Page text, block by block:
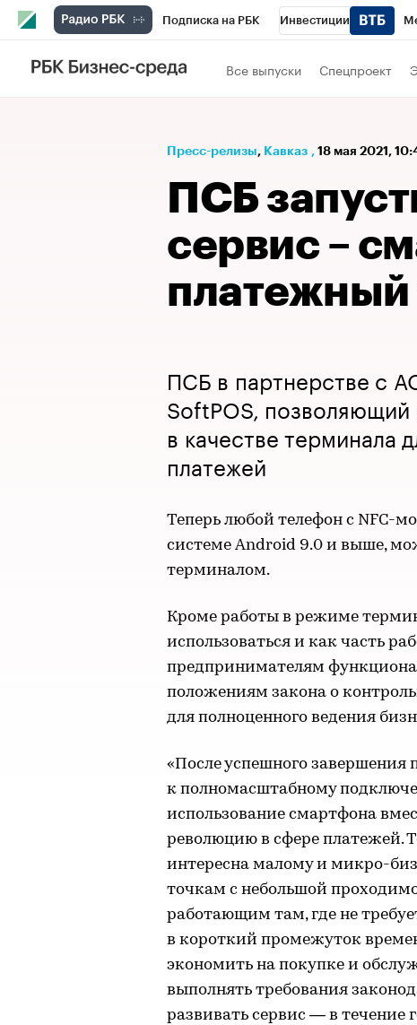
Подписка на РБК Инвестиции
РБК Вино
Проверка контрагентов
Все выпуски Спецпроект
Пресс-релизы⁠, Кавказ , 18 мая 2021,
ПСБ
сервис –
платежный
ПСБ в партнерстве с
SoftPOS, позволяющий
в качестве терминала
платежей
Теперь любой телефон с NFC-
системе Android 9.0 и выше,
терминалом.
Кроме работы в режиме
использоваться и как часть
предпринимателям
положениям закона о
для полноценного ведения
«После успешного
к полномасштабному
использование смартфона
революцию в сфере платежей.
интересна малому и микро-
точкам с небольшой
работающим там, где не
в короткий промежуток
экономить на покупке и
выполнять требования
развивать сервис — в течение